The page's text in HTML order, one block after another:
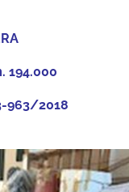
194.000
963/2018